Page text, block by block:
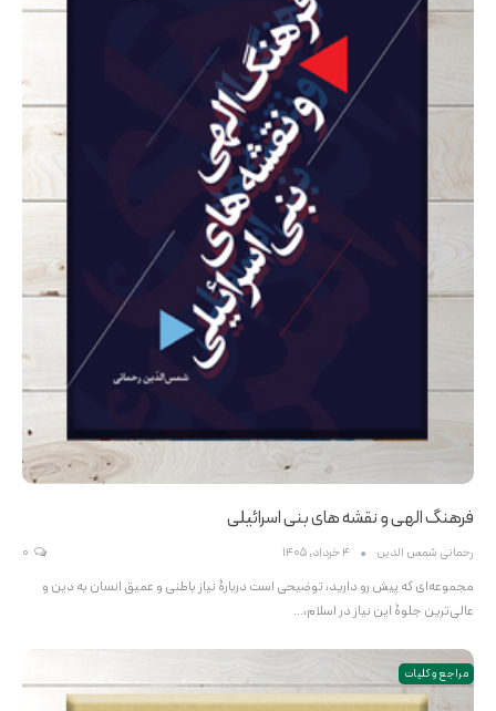
فرهنگ الهی و نقشه های بنی اسرائیلی
رحمانی شمس الدین 4 خرداد, 1405
مجموعه‌ای که پیش رو دارید،‌ توضیحی است دربارۀ‌ نیاز باطنی و عمیق انسان به دین و
عالی‌ترین جلوۀ این نیاز در اسلام،‌…
مراجع و کلیات